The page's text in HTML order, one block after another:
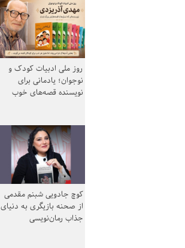
روز ملی ادبیات کودک و
نوجوان؛ یادمانی برای
نویسنده قصه‌های خوب
کوچ جادویی شبنم مقدمی
از صحنه بازیگری به دنیای
جذاب رمان‌نویسی